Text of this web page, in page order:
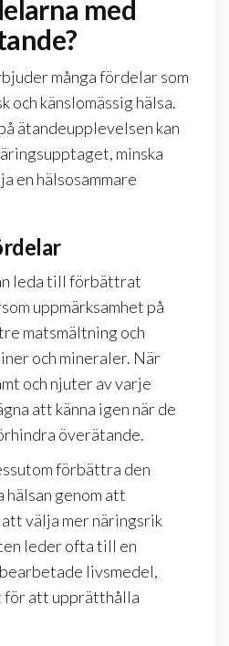
med
många fördelar som
känslomässig hälsa.
ätandeupplevelsen kan
minska
en hälsosammare
leda till förbättrat
uppmärksamhet på
matsmältning och
och mineraler. När
och njuter av varje
att känna igen när de
överätande.
förbättra den
genom att
välja mer näringsrik
leder ofta till en
livsmedel,
att upprätthålla